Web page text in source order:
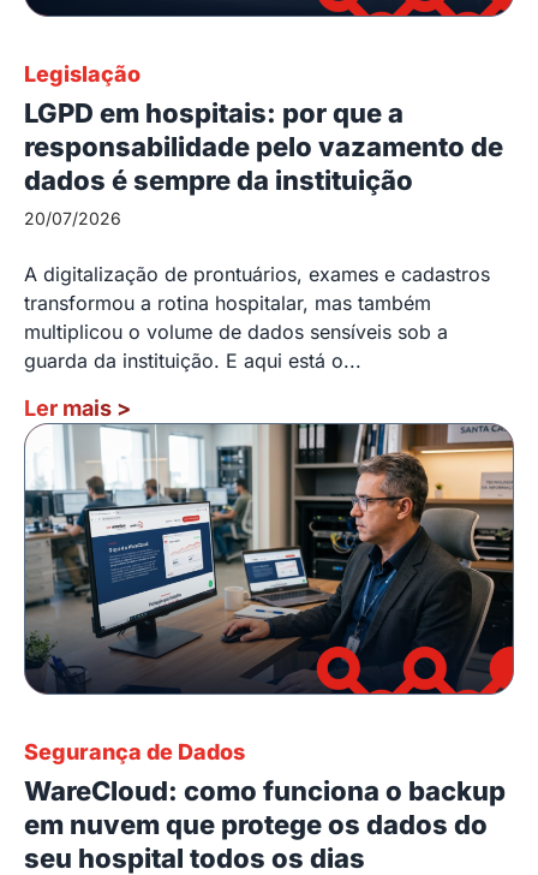
Legislação
LGPD em hospitais: por que a
responsabilidade pelo vazamento de
dados é sempre da instituição
20/07/2026
A digitalização de prontuários, exames e cadastros
transformou a rotina hospitalar, mas também
multiplicou o volume de dados sensíveis sob a
guarda da instituição. E aqui está o...
Ler mais >
Segurança de Dados
WareCloud: como funciona o backup
em nuvem que protege os dados do
seu hospital todos os dias